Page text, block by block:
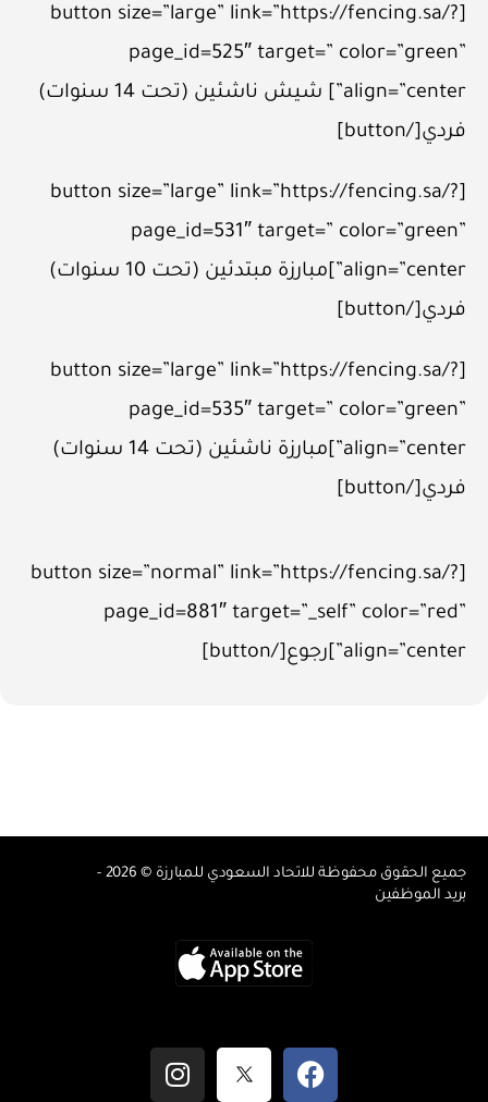
[button size=”large” link=”https://fencing.sa/?
page_id=525″ target=” color=”green”
align=”center”] شيش ناشئين (تحت 14 سنوات)
فردي[/button]
[button size=”large” link=”https://fencing.sa/?
page_id=531″ target=” color=”green”
align=”center”]مبارزة مبتدئين (تحت 10 سنوات)
فردي[/button]
[button size=”large” link=”https://fencing.sa/?
page_id=535″ target=” color=”green”
align=”center”]مبارزة ناشئين (تحت 14 سنوات)
فردي[/button]
[button size=”normal” link=”https://fencing.sa/?
page_id=881″ target=”_self” color=”red”
align=”center”]رجوع[/button]
جميع الحقوق محفوظة للاتحاد السعودي للمبارزة © 2026 -
بريد الموظفين